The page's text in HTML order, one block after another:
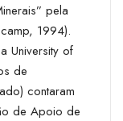
pela
1994).
University of
de
contaram
de Apoio de